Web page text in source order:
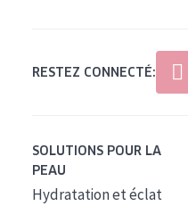
RESTEZ CONNECTÉ:
SOLUTIONS POUR LA
PEAU
Hydratation et éclat